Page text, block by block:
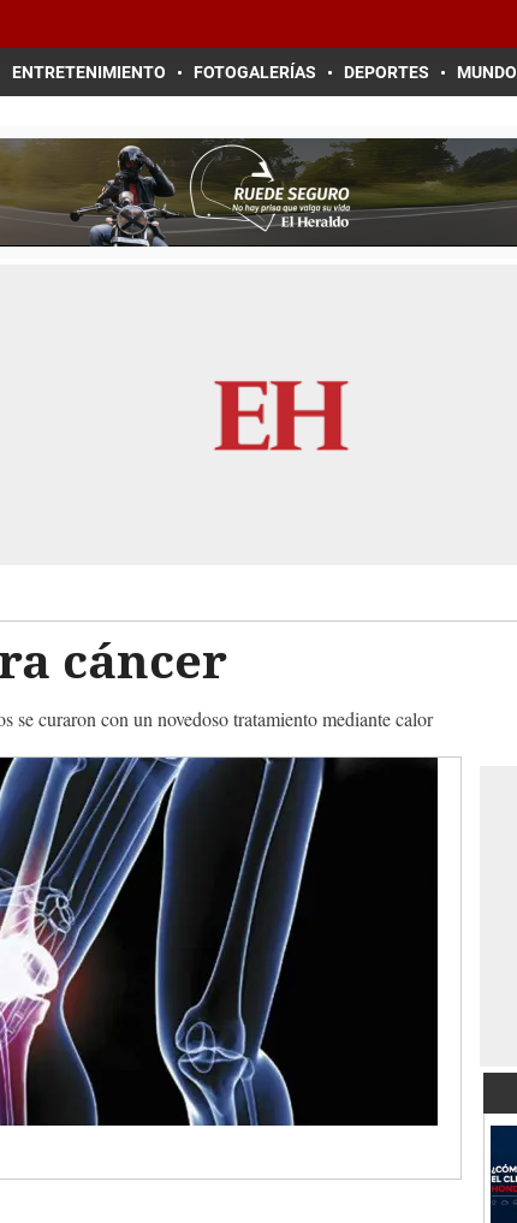
ENTRETENIMIENTO FOTOGALERÍAS DEPORTES MUNDO
cáncer
se curaron con un novedoso tratamiento mediante calor